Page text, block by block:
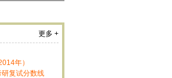
更多 +
年）
复试分数线